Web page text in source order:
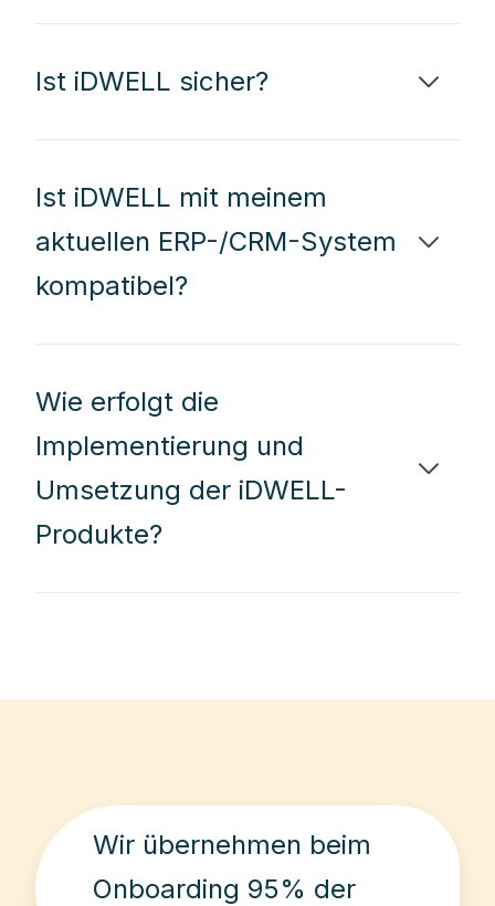
Ist iDWELL sicher?
Ist iDWELL mit meinem
aktuellen ERP-/CRM-System
kompatibel?
Wie erfolgt die
Implementierung und
Umsetzung der iDWELL-
Produkte?
Wir übernehmen beim
Onboarding 95% der